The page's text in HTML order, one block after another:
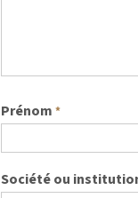
Prénom *
Société ou